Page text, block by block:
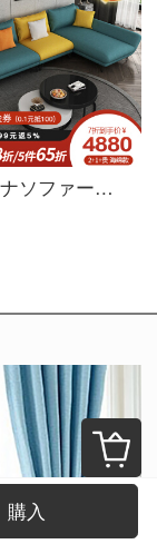
ソフィーナソファー布芸ソファーイタリア式軽い贅沢な布芸ソファーは現代客間の小さな部屋型の回転角度を簡単に表します。リビング家具1+3ラテックスタイプです。
購入